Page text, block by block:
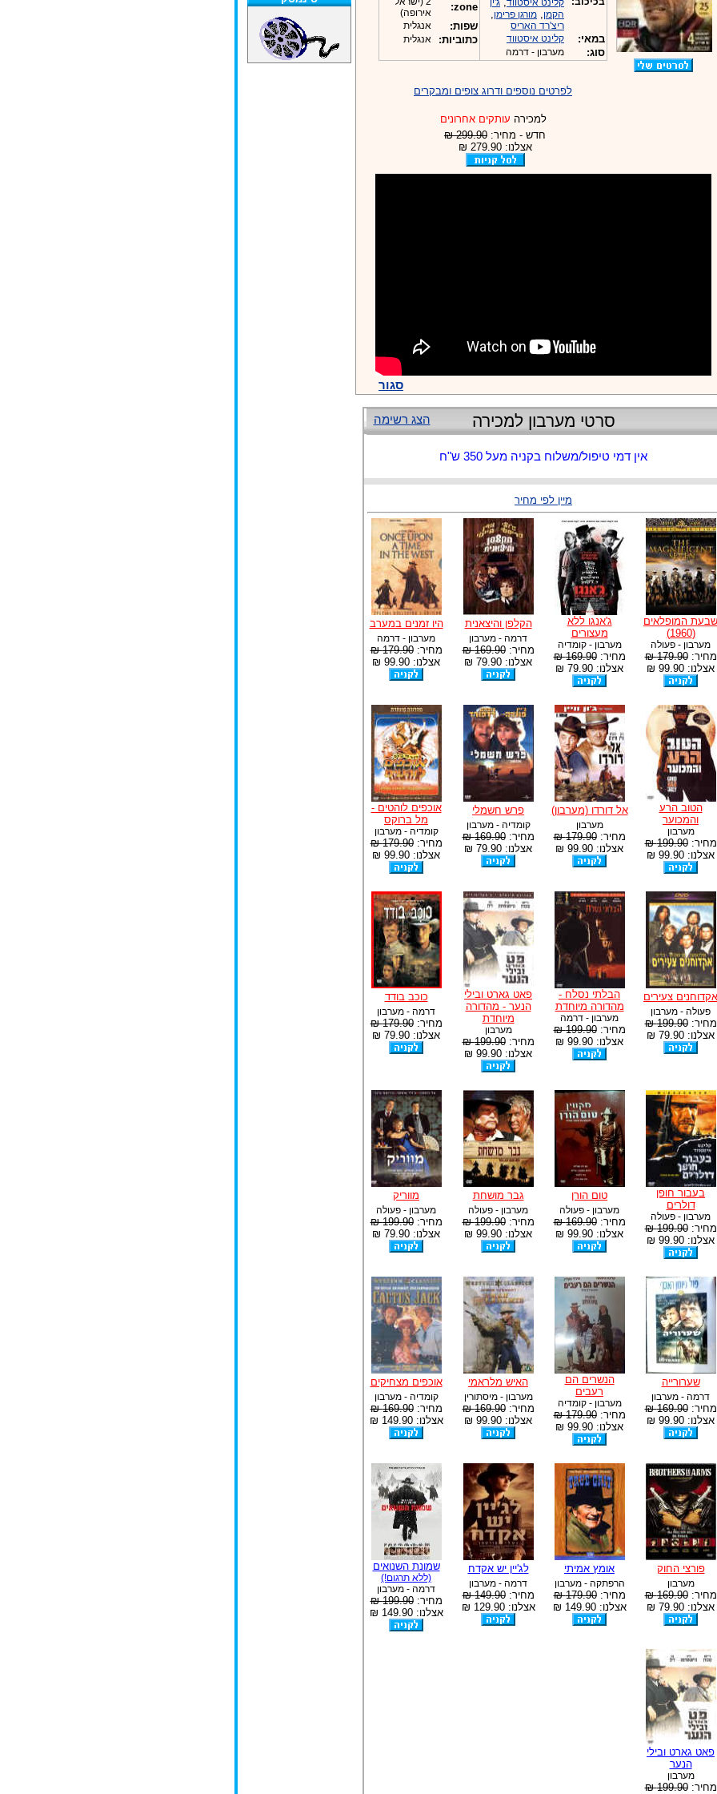
קלינט איסטווד ג'ין
הקמן, מורגן פרימן,
ריצ'רד האריס
במאי: קלינט איסטווד
סוג: מערבון - דרמה
zone:
אירופה)
שפות: אנגלית
כתוביות: אנגלית
לפרטים נוספים ודרוג צופים ומבקרים
למכירה עותקים אחרונים
חדש - מחיר: 299.90 ₪
אצלנו: 279.90 ₪
סגור
הצג רשימה סרטי מערבון למכירה
אין דמי טיפול/משלוח בקניה מעל 350 ש"ח
מיין לפי מחיר
שבעת המופלאים
(1960)
מערבון - פעולה
מחיר:179.90 ₪
אצלנו: 99.90 ₪
ג'אנגו ללא
מעצורים
מערבון - קומדיה
מחיר:169.90 ₪
אצלנו: 79.90 ₪
הקלפן והיצאנית
דרמה - מערבון
מחיר:169.90 ₪
אצלנו: 79.90 ₪
היו זמנים במערב
מערבון - דרמה
מחיר:179.90 ₪
אצלנו: 99.90 ₪
הטוב הרע
והמכוער
מערבון
מחיר:199.90 ₪
אצלנו: 99.90 ₪
אל דורדו (מערבון)
מערבון
מחיר:179.90 ₪
אצלנו: 99.90 ₪
פרש חשמלי
קומדיה - מערבון
מחיר:169.90 ₪
אצלנו: 79.90 ₪
אוכפים לוהטים -
מל ברוקס
קומדיה - מערבון
מחיר:179.90 ₪
אצלנו: 99.90 ₪
אקדוחנים צעירים
פעולה - מערבון
מחיר:199.90 ₪
אצלנו: 79.90 ₪
הבלתי נסלח -
מהדורה מיוחדת
מערבון - דרמה
מחיר:199.90 ₪
אצלנו: 99.90 ₪
פאט גארט ובילי
הנער - מהדורה
מיוחדת
מערבון
מחיר:199.90 ₪
אצלנו: 99.90 ₪
כוכב בודד
דרמה - מערבון
מחיר:179.90 ₪
אצלנו: 79.90 ₪
בעבור חופן
דולרים
מערבון - פעולה
מחיר:199.90 ₪
אצלנו: 99.90 ₪
טום הורן
מערבון - פעולה
מחיר:169.90 ₪
אצלנו: 99.90 ₪
גבר מושחת
מערבון - פעולה
מחיר:199.90 ₪
אצלנו: 99.90 ₪
מווריק
מערבון - פעולה
מחיר:199.90 ₪
אצלנו: 79.90 ₪
שערורייה
דרמה - מערבון
מחיר:169.90 ₪
אצלנו: 99.90 ₪
הנשרים הם
רעבים
מערבון - קומדיה
מחיר:179.90 ₪
אצלנו: 99.90 ₪
האיש מלראמי
מערבון - מיסתורין
מחיר:169.90 ₪
אצלנו: 99.90 ₪
אוכפים מצחיקים
קומדיה - מערבון
מחיר:169.90 ₪
אצלנו: 149.90 ₪
פורצי החוק
מערבון
מחיר:169.90 ₪
אצלנו: 79.90 ₪
אומץ אמיתי
הרפתקה - מערבון
מחיר:179.90 ₪
אצלנו: 149.90 ₪
לג'יין יש אקדח
דרמה - מערבון
מחיר:149.90 ₪
אצלנו: 129.90 ₪
שמונת השנואים
(ללא תרגום!)
דרמה - מערבון
מחיר:199.90 ₪
אצלנו: 149.90 ₪
פאט גארט ובילי
הנער
מערבון
מחיר:199.90 ₪